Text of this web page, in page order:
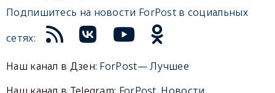
Подпишитесь на новости ForPost в социальных
сетях:
Наш канал в Дзен: ForPost— Лучшее